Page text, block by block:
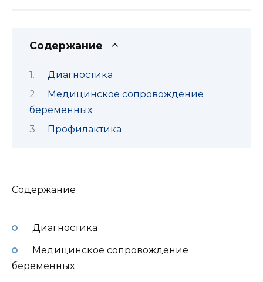
Содержание
Диагностика
Медицинское сопровождение
беременных
Профилактика
Содержание
Диагностика
Медицинское сопровождение
беременных